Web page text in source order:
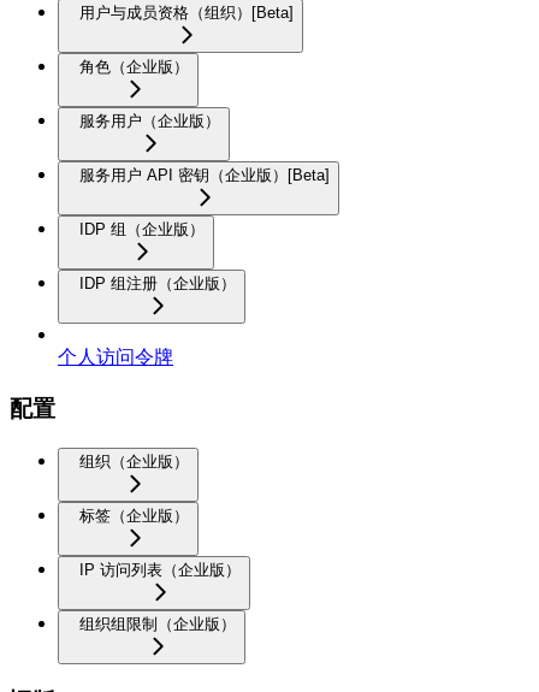
用户与成员资格（组织）[Beta]
角色（企业版）
服务用户（企业版）
服务用户 API 密钥（企业版）[Beta]
IDP 组（企业版）
IDP 组注册（企业版）
个人访问令牌
配置
组织（企业版）
标签（企业版）
IP 访问列表（企业版）
组织组限制（企业版）